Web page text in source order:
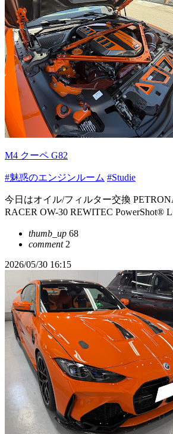
M4 クーペ G82
#魅惑のエンジンルーム #Studie
今日はオイル/フィルター交換
RACER OW-30 REWITEC PowerShot®
thumb_up 68
comment2
2026/05/30 16:15